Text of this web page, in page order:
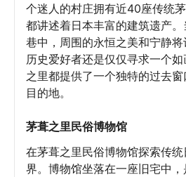
个迷人的村庄拥有近40座传统
都讲述着日本丰富的建筑遗产
巷中，周围的永恒之美和宁静
历史爱好者还是仅仅寻求一个
之里都提供了一个独特的过去
目的地。
茅葺之里民俗博物馆
在茅葺之里民俗博物馆探索传
界。博物馆坐落在一座旧宅中